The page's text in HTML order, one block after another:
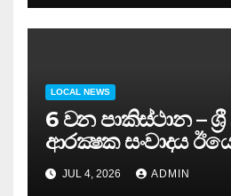
LOCAL NEWS
6 වන පාකිස්ථාන – ශ්‍රී
ආරක්‍ෂක සංවාදය
සාර්ථකව අවසන්
JUL 4, 2026 ADMIN